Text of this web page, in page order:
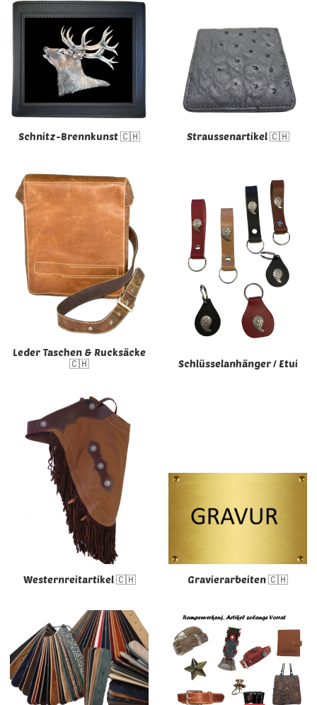
Schnitz-Brennkunst 🇨🇭 Straussenartikel 🇨🇭
Leder Taschen & Rucksäcke
🇨🇭
Schlüsselanhänger / Etui
Westernreitartikel 🇨🇭 Gravierarbeiten 🇨🇭